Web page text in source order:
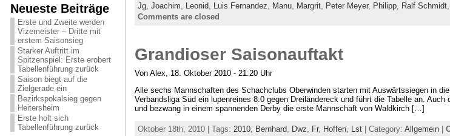
Neueste Beiträge
Erste und Zweite werden
Vizemeister – Dritte mit
erstem Saisonsieg
Starker Auftritt im
Spitzenspiel: Erste erobert
Tabellenführung zurück
Saison biegt auf die
Zielgerade ein
Bezirkspokalsieg gegen
Heitersheim
Erste holt sich
Tabellenführung zurück
Jg, Joachim Leonid Luis Fernandez Manu, Margrit, Peter Meyer, Philipp, Ralf Schmidt,
Comments are closed
Grandioser Saisonauftakt
Von Alex, 18. Oktober 2010 - 21:20 Uhr
Alle sechs Mannschaften des Schachclubs Oberwinden starten mit Auswärtssiegen in
Verbandsliga Süd ein lupenreines 8:0 gegen Dreiländereck und führt die Tabelle an.
und bezwang in einem spannenden Derby die erste Mannschaft von Waldkirch […]
Oktober 18th, 2010 | Tags: 2010, Bernhard, Dwz Fr, Hoffen, Lst| Category: Allgemein|